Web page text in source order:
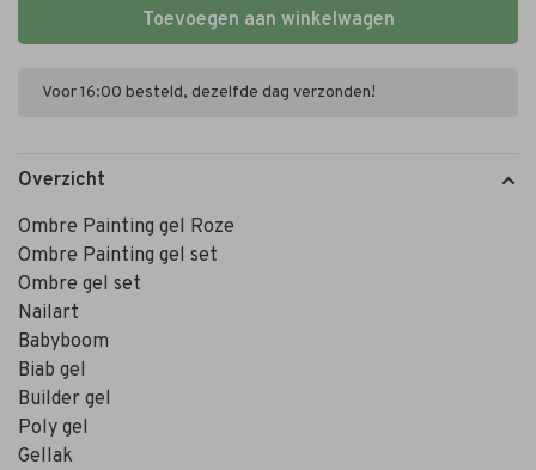
Toevoegen aan winkelwagen
Voor 16:00 besteld, dezelfde dag verzonden!
Overzicht
Ombre Painting gel Roze
Ombre Painting gel set
Ombre gel set
Nailart
Babyboom
Biab gel
Builder gel
Poly gel
Gellak